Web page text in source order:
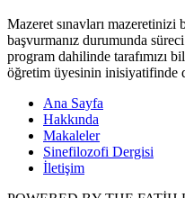
Mazeret sınavları
başvurmanız durumunda
program dahilinde tarafımızı
öğretim üyesinin inisiyatifinde
Ana Sayfa
Hakkında
Makaleler
Sinefilozofi Dergisi
İletişim